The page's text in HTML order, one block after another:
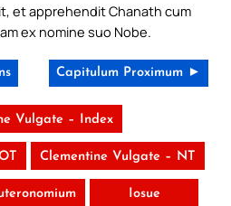
et apprehendit Chanath cum
ex nomine suo Nobe.
Capitulum Proximum ►
Vulgate – Index
Clementine Vulgate – NT
Iosue